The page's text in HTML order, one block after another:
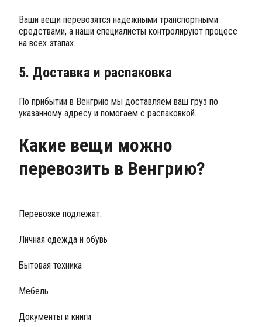
Ваши вещи перевозятся надежными транспортными
средствами, а наши специалисты контролируют процесс
на всех этапах.
5. Доставка и распаковка
По прибытии в Венгрию мы доставляем ваш груз по
указанному адресу и помогаем с распаковкой.
Какие вещи можно
перевозить в Венгрию?
Перевозке подлежат:
Личная одежда и обувь
Бытовая техника
Мебель
Документы и книги